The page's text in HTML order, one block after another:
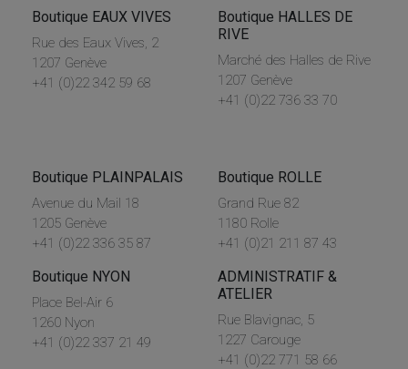
Boutique EAUX VIVES
Rue des Eaux Vives, 2
1207 Genève
+41 (0)22 342 59 68
Boutique HALLES DE
RIVE
Marché des Halles de Rive
1207 Genève
+41 (0)22 736 33 70
Boutique PLAINPALAIS
Avenue du Mail 18
1205 Genève
+41 (0)22 336 35 87
Boutique ROLLE
Grand Rue 82
1180 Rolle
+41 (0)21 211 87 43
Boutique NYON
Place Bel-Air 6
1260 Nyon
+41 (0)22 337 21 49
ADMINISTRATIF &
ATELIER
Rue Blavignac, 5
1227 Carouge
+41 (0)22 771 58 66